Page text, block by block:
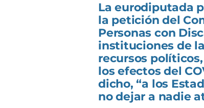
La eurodiputada
la petición del
Personas con
instituciones de
recursos
los efectos del
dicho, “a los
no dejar a nadie